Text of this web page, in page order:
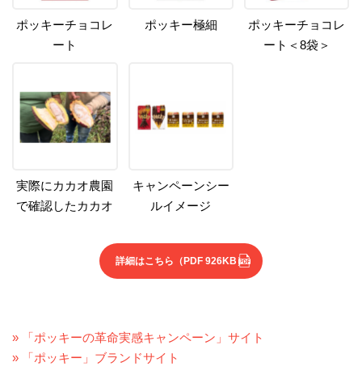
ポッキーチョコレ
ート
ポッキー極細
ポッキーチョコレ
ート＜8袋＞
実際にカカオ農園
で確認したカカオ
キャンペーンシー
ルイメージ
詳細はこちら （PDF 926KB）
» 「ポッキーの革命実感キャンペーン」サイト
» 「ポッキー」ブランドサイト